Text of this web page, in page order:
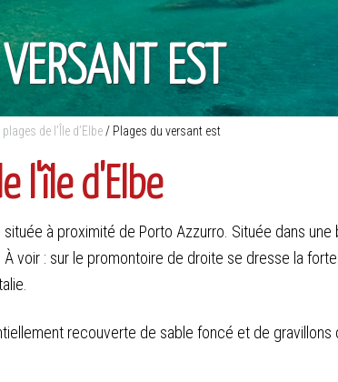
EST
plages de l’Île d’Elbe/ Plages du versant est
l'île d'Elbe
située à proximité de Porto Azzurro. Située dans
voir : sur le promontoire de droite se dresse la
recouverte de sable foncé et de